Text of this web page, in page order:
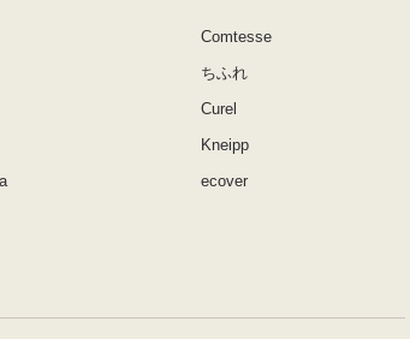
Comtesse
ちふれ
Curel
Kneipp
ecover